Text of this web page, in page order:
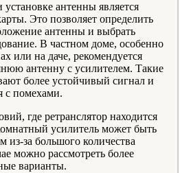
антенны является
Это позволяет определить
антенны и выбрать
В частном доме, особенно
или на даче, рекомендуется
антенну с усилителем. Такие
более устойчивый сигнал и
с помехами.
где ретранслятор находится
усилитель может быть
из-за большого количества
можно рассмотреть более
варианты.